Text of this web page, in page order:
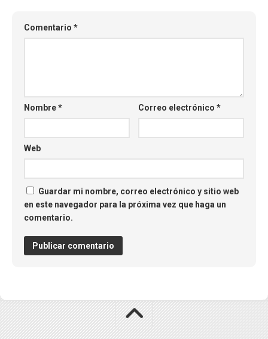
Comentario *
Nombre* Correo electrónico*
Web
Guardar mi nombre, correo electrónico y sitio web
en este navegador para la próxima vez que haga un
comentario.